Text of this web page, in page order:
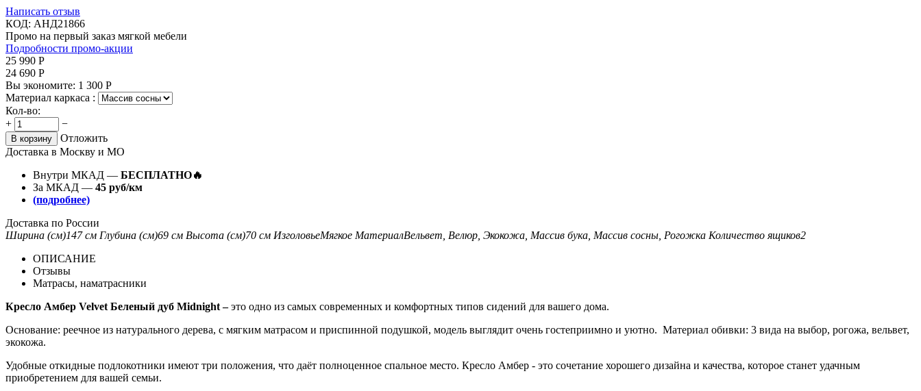
Написать отзыв
КОД: АНД21866
Промо на первый заказ мягкой мебели
Подробности промо-акции
25 990 Р
24 690 Р
Вы экономите: 1 300 Р
Материал каркаса :
Кол-во:
+
−
В корзину
Отложить
Доставка в Москву и МО
Внутри МКАД — БЕСПЛАТНО🔥
За МКАД — 45 руб/км
(подробнее)
Доставка по России
Ширина (см)147 см Глубина (см)69 см Высота (см)70 см ИзголовьеМягкое МатериалВельвет, Велюр, Экокожа, Массив бука, Массив сосны, Рогожка Количество ящиков2
ОПИСАНИЕ
Отзывы
Матрасы, наматрасники
Кресло Амбер Velvet Беленый дуб Midnight –это одно из самых современных и комфортных типов сидений для вашего дома.
Основание: реечное из натурального дерева, с мягким матрасом и приспинной подушкой, модель выглядит очень гостеприимно и уютно. Материал обивки: 3 вида на выбор, рогожа, вельвет,
экокожа.
Удобные откидные подлокотники имеют три положения, что даёт полноценное спальное место. Кресло Амбер - это сочетание хорошего дизайна и качества, которое станет удачным
приобретением для вашей семьи.